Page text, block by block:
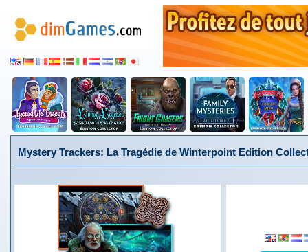
Mystery Trackers: La Tragédie de Winterpoint Edition